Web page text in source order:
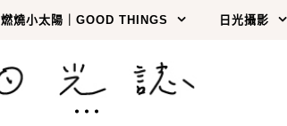
燃燒小太陽｜GOOD THINGS 日光攝影
…